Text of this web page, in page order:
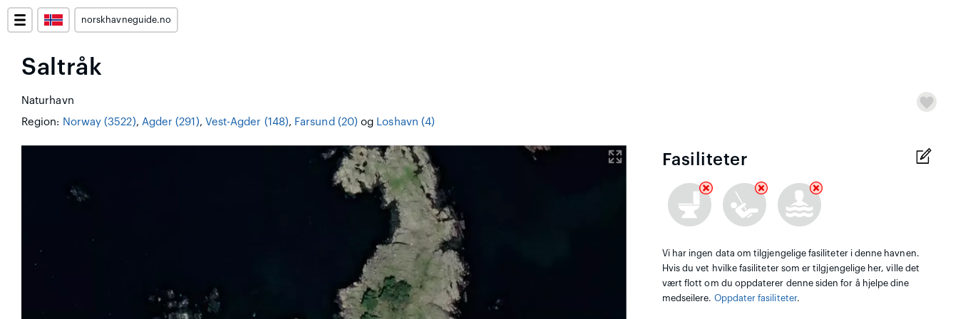
norskhavneguide.no
Saltråk
Naturhavn
Region: Norway (3522), Agder (291), Vest-Agder (148), Farsund (20) og Loshavn (4)
Fasiliteter
Vi har ingen data om tilgjengelige fasiliteter i denne havnen.
Hvis du vet hvilke fasiliteter som er tilgjengelige her, ville det
vært flott om du oppdaterer denne siden for å hjelpe dine
medseilere. Oppdater fasiliteter.